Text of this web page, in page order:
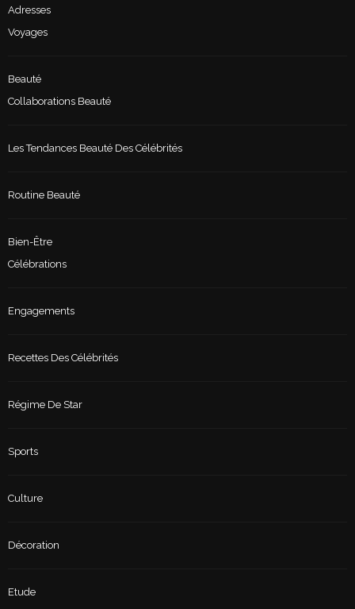
Adresses
Voyages
Beauté
Collaborations Beauté
Les Tendances Beauté Des Célébrités
Routine Beauté
Bien-Être
Célébrations
Engagements
Recettes Des Célébrités
Régime De Star
Sports
Culture
Décoration
Etude